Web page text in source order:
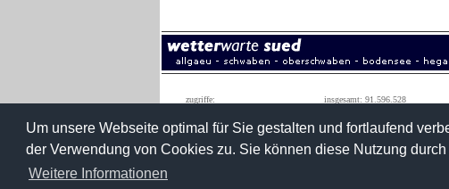
Um unsere Webseite optimal für Sie gestalten und fortlaufend
der Verwendung von Cookies zu. Sie können diese Nutzung
Weitere Informationen
zugriffe: insgesamt: 91.596.528